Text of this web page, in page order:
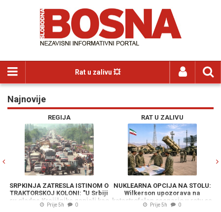
Rat u zalivu 💥
Najnovije
REGIJA
SRPKINJA ZATRESLA ISTINOM O
TRAKTORSKOJ KOLONI: "U Srbiji
su gladne Krajišnike ganjali kao
divljač"
Prije 5h 0
RAT U ZALIVU
NUKLEARNA OPCIJA NA STOLU:
Wilkerson upozorava na
katastrofalan scenario u ratu sa
Iranom
Prije 5h 0